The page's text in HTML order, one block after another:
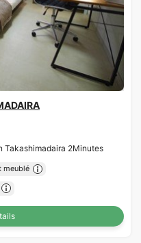
Takashimadaira 2Minutes
meublé